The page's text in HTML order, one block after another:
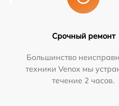
Срочный ремонт
Большинство
техники Venox мы
течение 2 часов.